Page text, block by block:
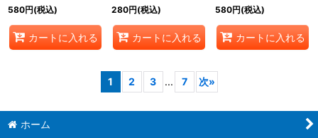
580円(税込)
カートに入れる
280円(税込)
カートに入れる
580円(税込)
カートに入れる
1 2 3 ... 7 次»
ホーム